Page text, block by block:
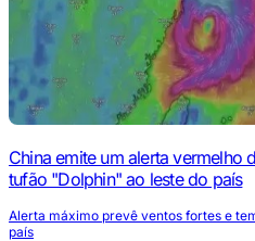
China emite um alerta vermelho
tufão "Dolphin" ao leste do país
Alerta máximo prevê ventos fortes e
país